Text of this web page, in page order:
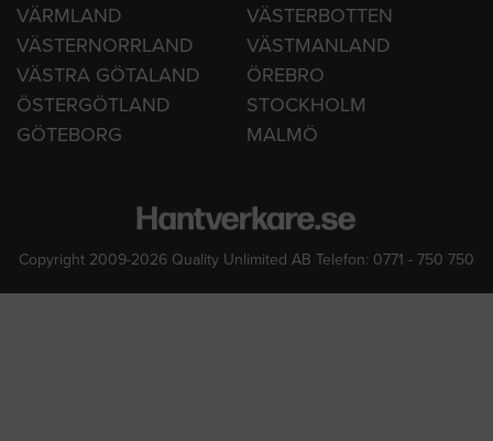
VÄRMLAND
VÄSTERBOTTEN
VÄSTERNORRLAND
VÄSTMANLAND
VÄSTRA GÖTALAND
ÖREBRO
ÖSTERGÖTLAND
STOCKHOLM
GÖTEBORG
MALMÖ
Copyright 2009-2026 Quality Unlimited AB Telefon: 0771 - 750 750